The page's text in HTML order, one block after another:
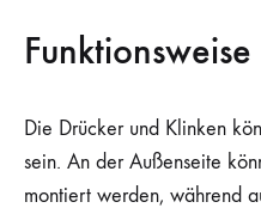
Funktionsweise
Die Drücker und Klinken
sein. An der Außenseite
montiert werden, während